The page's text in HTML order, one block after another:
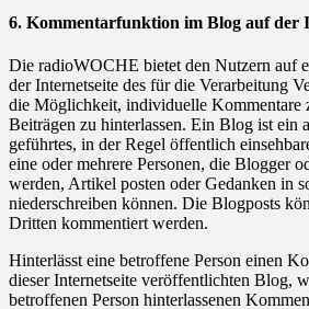
6. Kommentarfunktion im Blog auf der
Die radioWOCHE bietet den Nutzern auf
der Internetseite des für die Verarbeitung
die Möglichkeit, individuelle Kommentare
Beiträgen zu hinterlassen. Ein Blog ist ein
geführtes, in der Regel öffentlich
eine oder mehrere Personen, die Blogger
werden, Artikel posten oder Gedanken in
niederschreiben können. Die Blogposts
Dritten kommentiert werden.
Hinterlässt eine betroffene Person einen
dieser Internetseite veröffentlichten Blog,
betroffenen Person hinterlassenen